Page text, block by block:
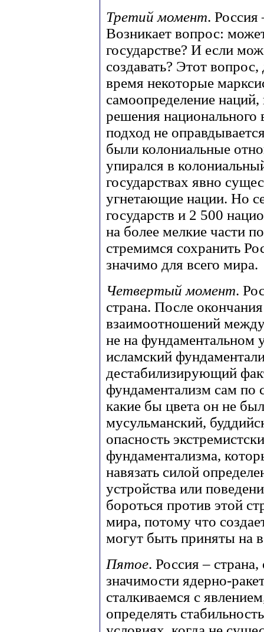
Третий момент. Россия
Возникает вопрос:
государстве? И если
создавать? Этот
время некоторые
самоопределение наций,
решения национального
подход не
были колониальные
упирался в
государствах явно
угнетающие нации. Но
государств и 2 500
на более мелкие части
стремимся сохранить
значимо для всего мира.
Четвертый момент.
страна. После
взаимоотношений
не на фундаментальном
исламский
дестабилизирующий
фундаментализм сам по
какие бы цвета он не
мусульманский,
опасность
фундаментализма,
навязать силой
устройства или
бороться против этой
мира, потому что
могут быть приняты на
Пятое. Россия –
значимости ядерно-
сталкиваемся с
определять